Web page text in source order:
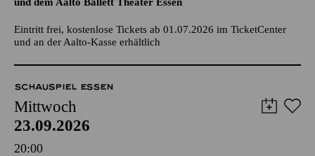
Eintritt frei, kostenlose Tickets ab 01.07.2026 im TicketCenter
und an der Aalto-Kasse erhältlich
SCHAUSPIEL ESSEN
Mittwoch
23.09.2026
20:00